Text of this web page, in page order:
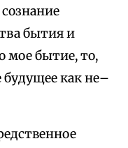
бытия и
мое бытие, то,
будущее как не–